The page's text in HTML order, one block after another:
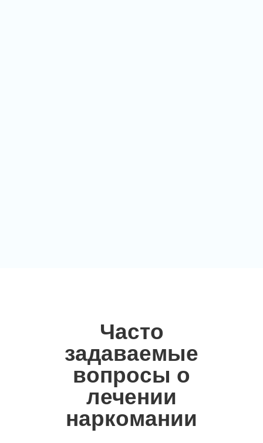
Часто
задаваемые
вопросы о
лечении
наркомании